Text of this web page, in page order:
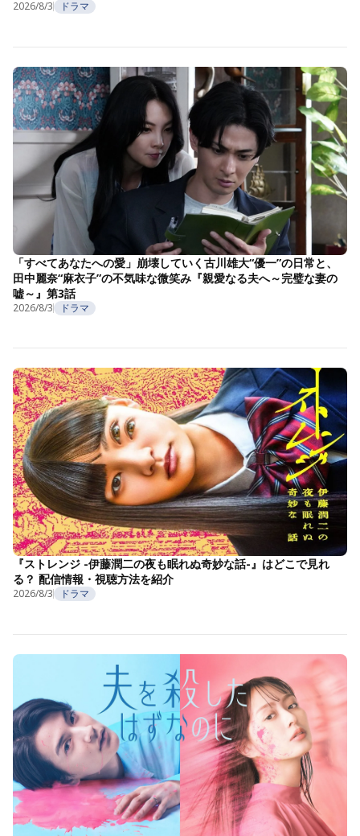
2026/8/3 ドラマ
「すべてあなたへの愛」崩壊していく古川雄大“優一”の日常と、
田中麗奈“麻衣子”の不気味な微笑み『親愛なる夫へ～完璧な妻の
嘘～』第3話
2026/8/3 ドラマ
『ストレンジ -伊藤潤二の夜も眠れぬ奇妙な話-』はどこで見れ
る？ 配信情報・視聴方法を紹介
2026/8/3 ドラマ